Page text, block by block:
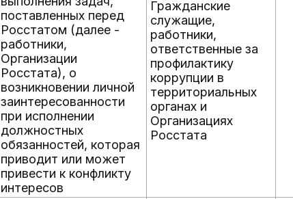
поставленных перед
Росстатом (далее -
работники,
Организации
Росстата), о
возникновении личной
заинтересованности
при исполнении
должностных
обязанностей, которая
приводит или может
привести к конфликту
интересов
Гражданские
служащие,
работники,
ответственные за
профилактику
коррупции в
территориальных
органах и
Организациях
Росстата